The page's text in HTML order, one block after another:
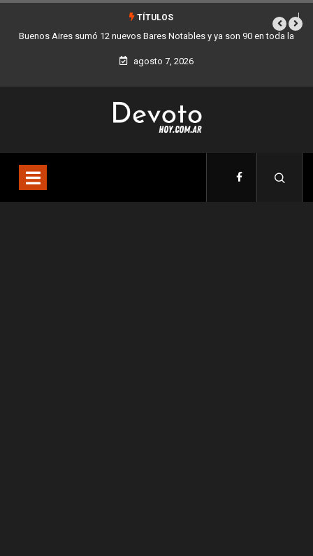
TÍTULOS
Aires sumó 12 nuevos Bares Notables y ya son 90 en toda la
Ciudad
Los
agosto 7, 2026